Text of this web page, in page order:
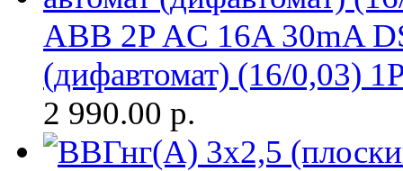
ABB 2P AC 16A 30mA
(дифавтомат) (16/0,03)
2 990.00 р.